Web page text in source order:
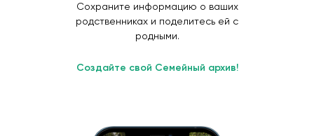
Сохраните информацию о ваших
родственниках и поделитесь ей с
родными.
Создайте свой Семейный архив!